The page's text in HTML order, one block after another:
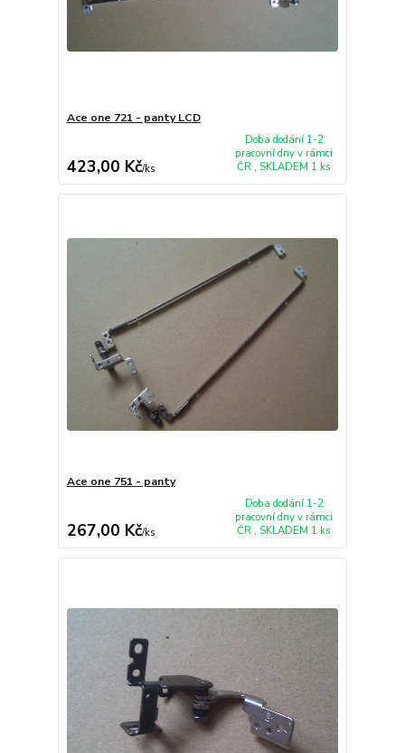
Ace one 721 - panty LCD
423,00 Kč/ks
Doba dodání 1-2
pracovní dny v rámci
ČR , SKLADEM 1 ks
Ace one 751 - panty
267,00 Kč/ks
Doba dodání 1-2
pracovní dny v rámci
ČR , SKLADEM 1 ks